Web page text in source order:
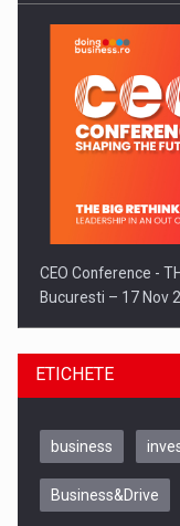
CEO Conference -
Bucuresti – 17 Nov
ETICHETE
business
Business&Drive